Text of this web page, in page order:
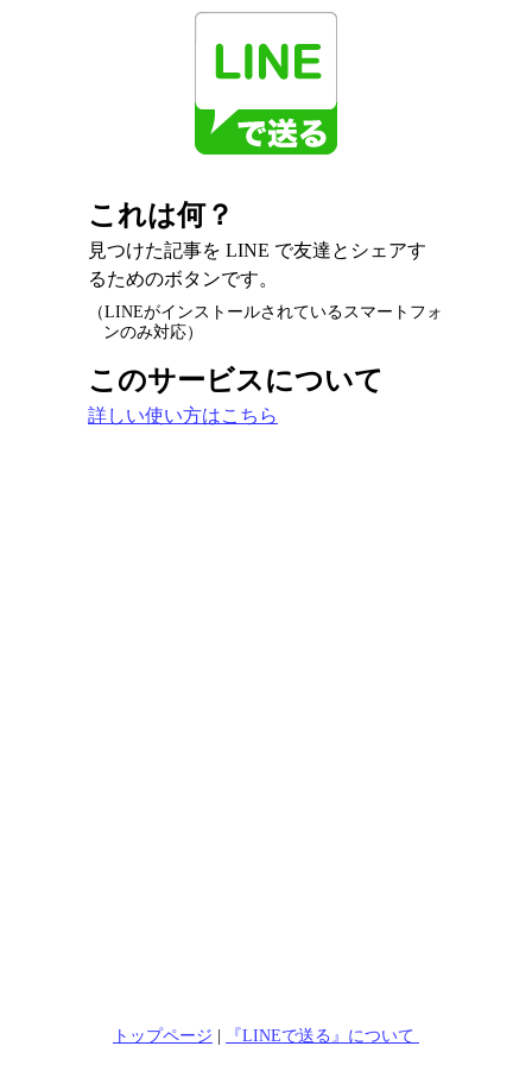
これは何？
見つけた記事を LINE で友達とシェアす
るためのボタンです。
（LINEがインストールされているスマートフォ
ンのみ対応）
このサービスについて
詳しい使い方はこちら
トップページ | 『LINEで送る』について